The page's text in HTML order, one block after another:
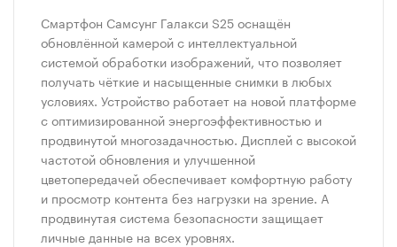
Смартфон Самсунг Галакси S25 оснащён
обновлённой камерой с интеллектуальной
системой обработки изображений, что позволяет
получать чёткие и насыщенные снимки в любых
условиях. Устройство работает на новой платформе
с оптимизированной энергоэффективностью и
продвинутой многозадачностью. Дисплей с высокой
частотой обновления и улучшенной
цветопередачей обеспечивает комфортную работу
и просмотр контента без нагрузки на зрение. А
продвинутая система безопасности защищает
личные данные на всех уровнях.